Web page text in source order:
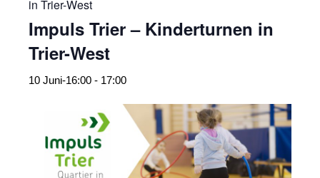
in Trier-West
Impuls Trier – Kinderturnen in
Trier-West
10 Juni-16:00 - 17:00